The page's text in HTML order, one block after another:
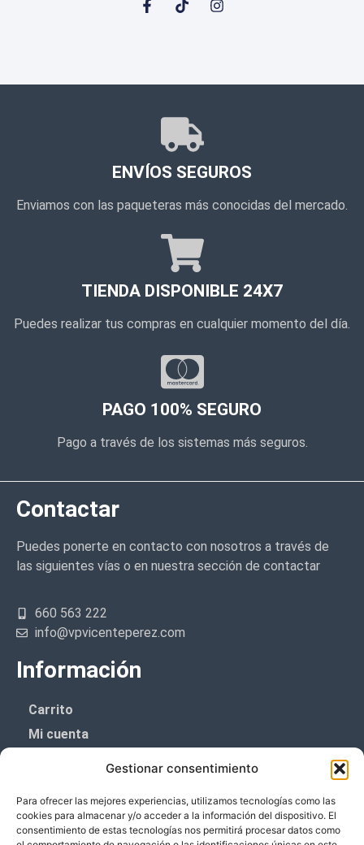
Gestionar consentimiento
Para ofrecer las mejores experiencias, utilizamos tecnologías como las
cookies para almacenar y/o acceder a la información del dispositivo. El
consentimiento de estas tecnologías nos permitirá procesar datos como
ENVÍOS SEGUROS
Enviamos con las paqueteras más conocidas del mercado.
TIENDA DISPONIBLE 24X7
Puedes realizar tus compras en cualquier momento del día.
PAGO 100% SEGURO
Pago a través de los sistemas más seguros.
Contactar
Puedes ponerte en contacto con nosotros a través de
las siguientes vías o en nuestra sección de contactar
660 563 222
info@vpvicenteperez.com
Información
Carrito
Mi cuenta
Política de cookies (UE)